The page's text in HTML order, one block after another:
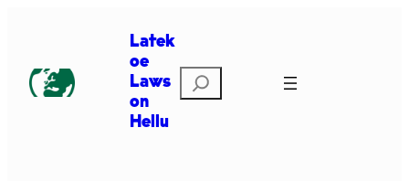
Latek
oe
Laws
on
Hellu
Etsi